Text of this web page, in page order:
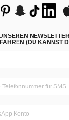
(DU KANNST